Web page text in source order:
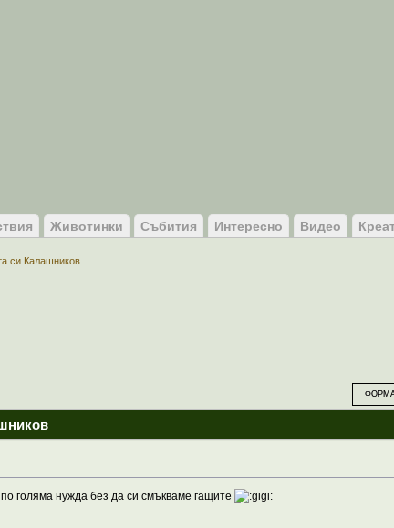
Животинки Събития Интересно Видео
си Калашников
голяма нужда без да си смъкваме гащите